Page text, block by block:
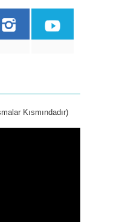
Kısmındadır)